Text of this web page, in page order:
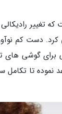
تغییر رادیکالی
دست کم
برای گوشی
تا تکامل